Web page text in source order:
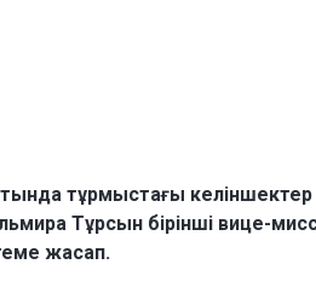
тұрмыстағы
Тұрсын бірінші вице-
жасап.